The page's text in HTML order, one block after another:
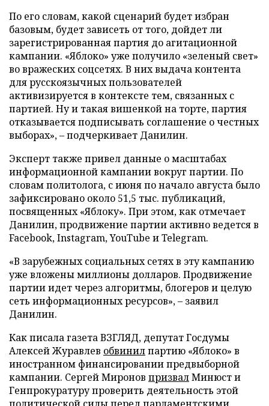
По его словам, какой сценарий будет избран
базовым, будет зависеть от того, дойдет ли
зарегистрированная партия до агитационной
кампании. «Яблоко» уже получило «зеленый свет»
во вражеских соцсетях. В них выдача контента
для русскоязычных пользователей
активизируется в контексте тем, связанных с
партией. Ну и такая вишенкой на торте, партия
отказывается подписывать соглашение о честных
выборах», – подчеркивает Данилин.
Эксперт также привел данные о масштабах
информационной кампании вокруг партии. По
словам политолога, с июня по начало августа было
зафиксировано около 51,5 тыс. публикаций,
посвященных «Яблоку». При этом, как отмечает
Данилин, продвижение партии активно ведется в
Facebook, Instagram, YouTube и Telegram.
«В зарубежных социальных сетях в эту кампанию
уже вложены миллионы долларов. Продвижение
партии идет через алгоритмы, блогеров и целую
сеть информационных ресурсов», – заявил
Данилин.
Как писала газета ВЗГЛЯД, депутат Госдумы
Алексей Журавлев обвинилпартию «Яблоко» в
иностранном финансировании предвыборной
кампании. Сергей Миронов призвалМинюст и
Генпрокуратуру проверить деятельность этой